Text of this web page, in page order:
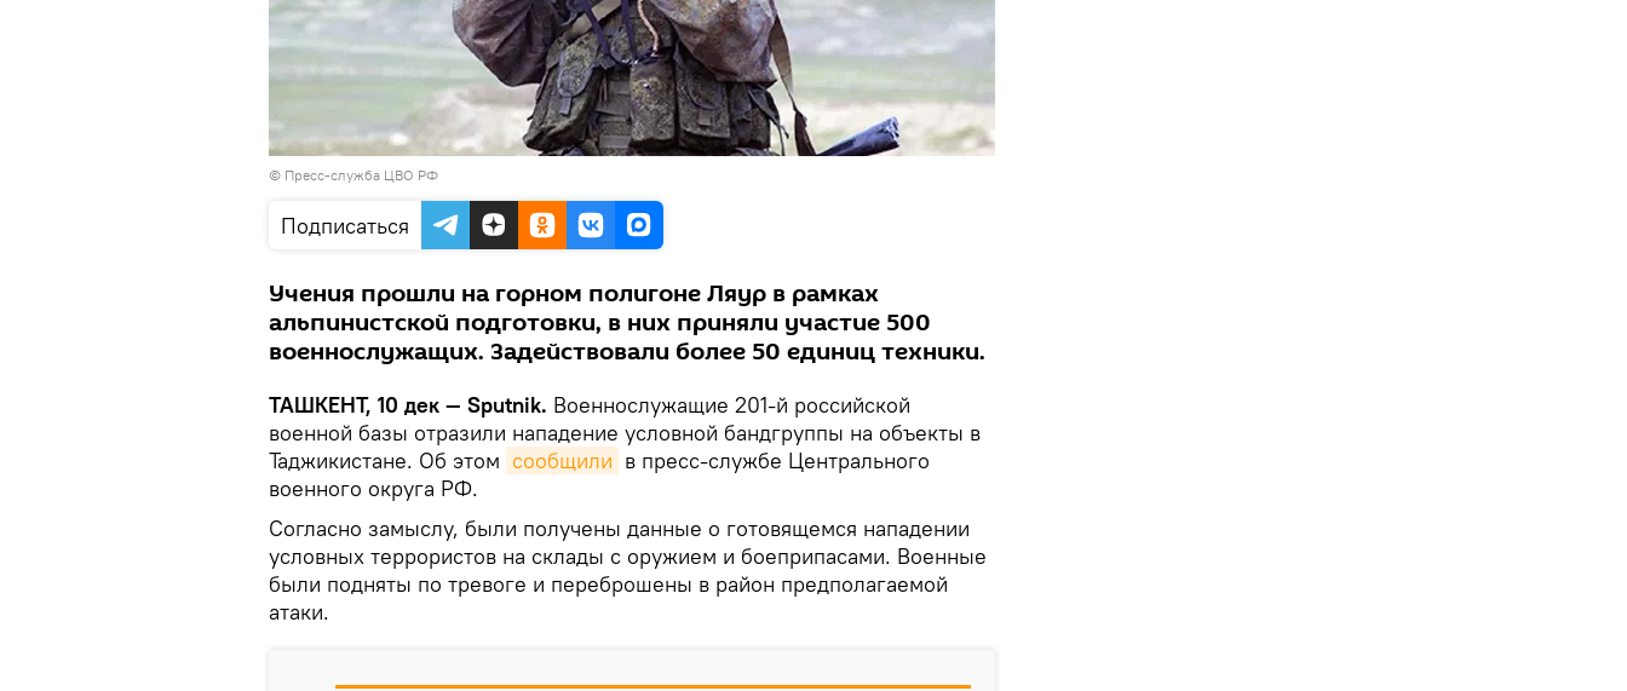
© Пресс-служба ЦВО РФ
Подписаться
Учения прошли на горном полигоне Ляур в рамках
альпинистской подготовки, в них приняли участие 500
военнослужащих. Задействовали более 50 единиц техники.
ТАШКЕНТ, 10 дек — Sputnik. Военнослужащие 201-й российской
военной базы отразили нападение условной бандгруппы на объекты в
Таджикистане. Об этом сообщили в пресс-службе Центрального
военного округа РФ.
Согласно замыслу, были получены данные о готовящемся нападении
условных террористов на склады с оружием и боеприпасами. Военные
были подняты по тревоге и переброшены в район предполагаемой
атаки.